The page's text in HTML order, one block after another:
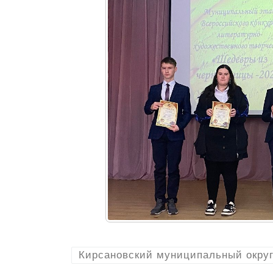
Кирсановский муниципальный округ